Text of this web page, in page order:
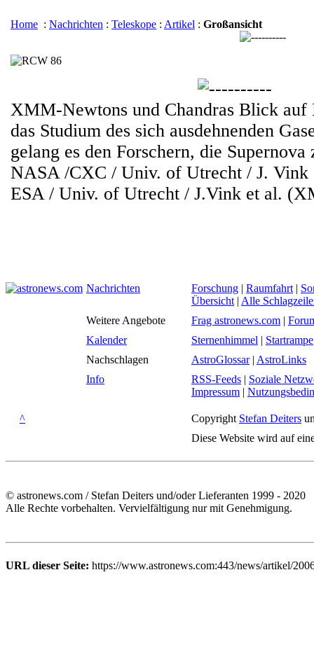
Home : Nachrichten : Teleskope : Artikel : Großansicht
XMM-Newtons und Chandras Blick auf
das Studium des sich ausdehnenden
gelang es den Forschern, die
NASA /CXC / Univ. of Utrecht / J. Vink
ESA / Univ. of Utrecht / J.Vink et al.
Nachrichten Forschung | Raumfahrt |
Übersicht | Alle
Weitere Angebote
Frag astronews.com |
Kalender
Sternenhimmel | Startrampe
Nachschlagen
AstroGlossar| AstroLinks
Info
RSS-Feeds | Soziale
Impressum |
^ Copyright Stefan Deiters
Diese Website wird auf
© astronews.com / Stefan Deiters und/oder Lieferanten 1999 - 2020
Alle Rechte vorbehalten. Vervielfältigung nur mit Genehmigung.
URL dieser Seite: https://www.astronews.com:443/news/artikel/